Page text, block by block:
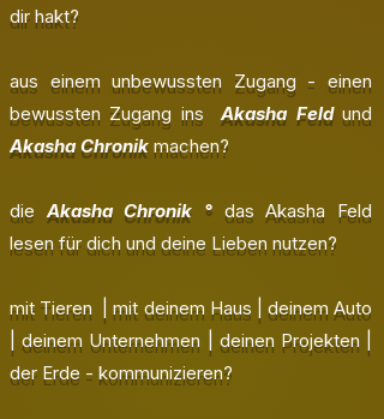
dir hakt?
aus einem unbewussten Zugang - einen
bewussten Zugang insAkasha Feldund
Akasha Chronik machen?
die Akasha Chronik ° das Akasha Feld
lesen für dich und deine Lieben nutzen?
mit Tieren | mit deinem Haus | deinem Auto
| deinem Unternehmen | deinen Projekten |
der Erde - kommunizieren?